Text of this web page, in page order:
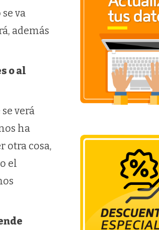
va
además
o al
verá
ha
otra cosa,
el